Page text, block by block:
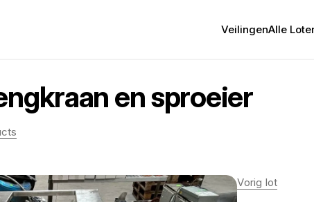
VeilingenAlle
en sproeier
Vorig lot